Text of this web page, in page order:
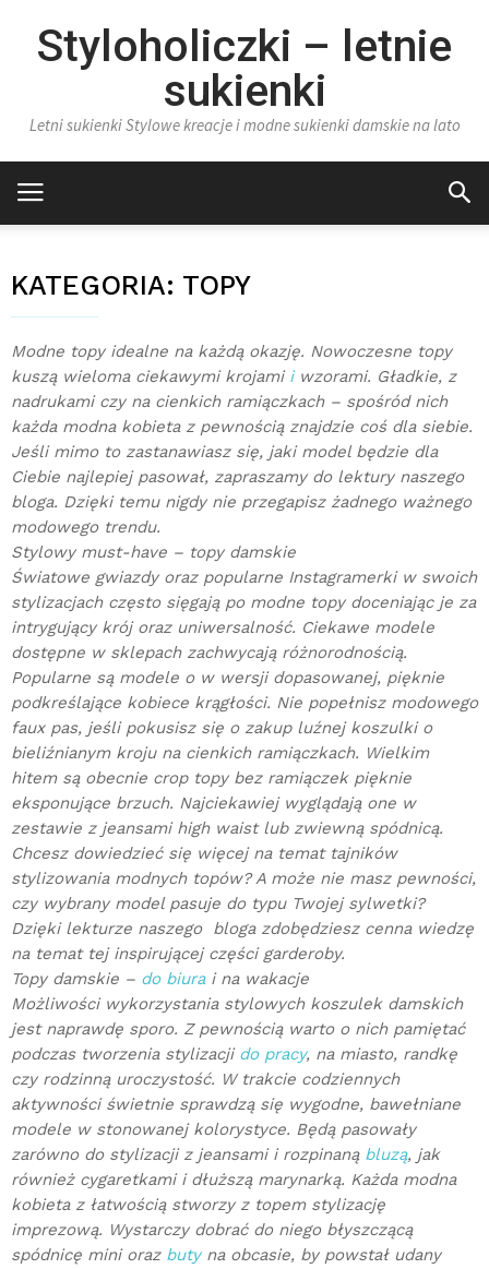
Styloholiczki – letnie
sukienki
Letni sukienki Stylowe kreacje i modne sukienki damskie na lato
KATEGORIA: TOPY
Modne topy idealne na każdą okazję. Nowoczesne topy
kuszą wieloma ciekawymi krojami iwzorami. Gładkie, z
nadrukami czy na cienkich ramiączkach – spośród nich
każda modna kobieta z pewnością znajdzie coś dla siebie.
Jeśli mimo to zastanawiasz się, jaki model będzie dla
Ciebie najlepiej pasował, zapraszamy do lektury naszego
bloga. Dzięki temu nigdy nie przegapisz żadnego ważnego
modowego trendu.
Stylowy must-have – topy damskie
Światowe gwiazdy oraz popularne Instagramerki w swoich
stylizacjach często sięgają po modne topy doceniając je za
intrygujący krój oraz uniwersalność. Ciekawe modele
dostępne w sklepach zachwycają różnorodnością.
Popularne są modele o w wersji dopasowanej, pięknie
podkreślające kobiece krągłości. Nie popełnisz modowego
faux pas, jeśli pokusisz się o zakup luźnej koszulki o
bieliźnianym kroju na cienkich ramiączkach. Wielkim
hitem są obecnie crop topy bez ramiączek pięknie
eksponujące brzuch. Najciekawiej wyglądają one w
zestawie z jeansami high waist lub zwiewną spódnicą.
Chcesz dowiedzieć się więcej na temat tajników
stylizowania modnych topów? A może nie masz pewności,
czy wybrany model pasuje do typu Twojej sylwetki?
Dzięki lekturze naszego bloga zdobędziesz cenna wiedzę
na temat tej inspirującej części garderoby.
Topy damskie – do biurai na wakacje
Możliwości wykorzystania stylowych koszulek damskich
jest naprawdę sporo. Z pewnością warto o nich pamiętać
podczas tworzenia stylizacji do pracy, na miasto, randkę
czy rodzinną uroczystość. W trakcie codziennych
aktywności świetnie sprawdzą się wygodne, bawełniane
modele w stonowanej kolorystyce. Będą pasowały
zarówno do stylizacji z jeansami i rozpinaną bluzą, jak
również cygaretkami i dłuższą marynarką. Każda modna
kobieta z łatwością stworzy z topem stylizację
imprezową. Wystarczy dobrać do niego błyszczącą
spódnicę mini oraz butyna obcasie, by powstał udany